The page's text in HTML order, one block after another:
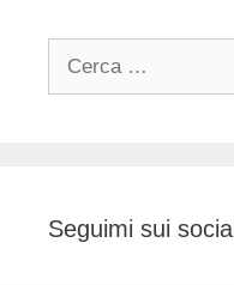
Seguimi sui social